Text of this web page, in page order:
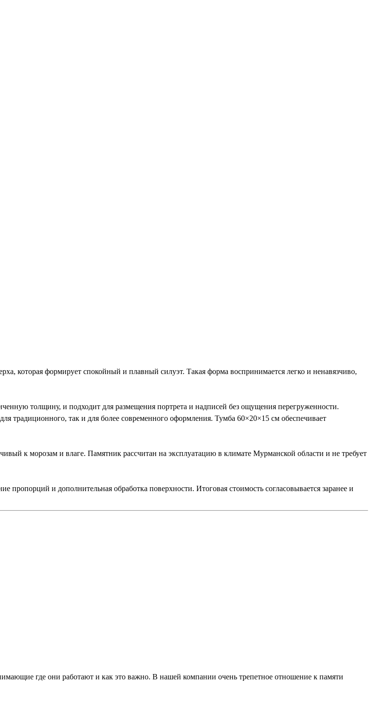
которая формирует спокойный и плавный силуэт. Такая форма воспринимается легко и ненавязчиво,
толщину, и подходит для размещения портрета и надписей без ощущения перегруженности.
традиционного, так и для более современного оформления. Тумба 60×20×15 см обеспечивает
к морозам и влаге. Памятник рассчитан на эксплуатацию в климате Мурманской области и не требует
пропорций и дополнительная обработка поверхности. Итоговая стоимость согласовывается заранее и
где они работают и как это важно. В нашей компании очень трепетное отношение к памяти